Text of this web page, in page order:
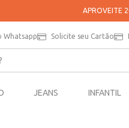
APROVEITE
Whatsapp Solicite seu Cartão
JEANS INFANTIL